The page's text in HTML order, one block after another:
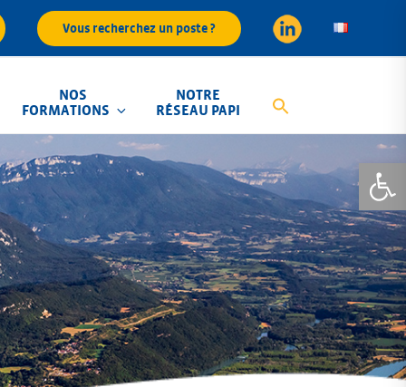
Ouvrir
Vous recherchez un poste ?
NOS
FORMATIONS
NOTRE
RÉSEAU PAPI